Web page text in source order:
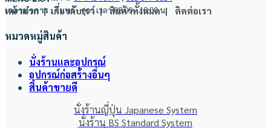
เวลาทำการ :จันทร์ - ศุกร์ เวลา 08:00 - 18:00 น.
หน้าแรก | เกี่ยวกับเรา | สินค้าทั้งหมด | ติดต่อเรา
หมวดหมู่สินค้า
นั่งร้านและอุปกรณ์
อุปกรณ์ก่อสร้างอื่นๆ
สินค้าขายดี
นั่งร้านญี่ปุ่น Japanese System
นั่งร้าน BS Standard System